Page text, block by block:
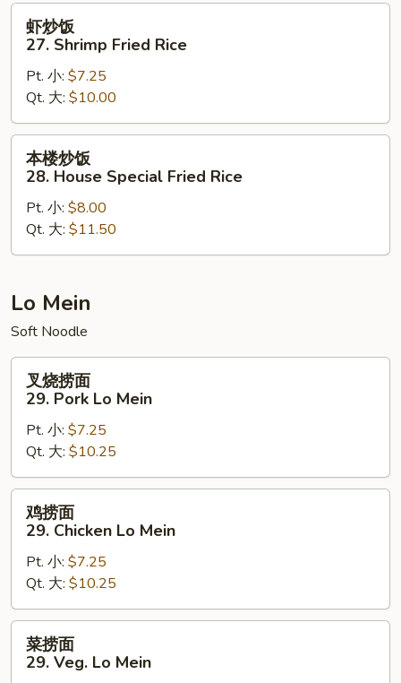
Rice
27.
Shrimp
Fried
Rice
虾炒饭
27. Shrimp Fried Rice
Pt. 小: $7.25
Qt. 大: $10.00
28.
House
Fried
本楼炒饭
28. House Special Fried Rice
Pt. 小: $8.00
Qt. 大: $11.50
Lo Mein
Soft Noodle
29.
Pork
Lo
Mein
叉烧捞面
29. Pork Lo Mein
Pt. 小: $7.25
Qt. 大: $10.25
29.
Chicken
Lo
Mein
鸡捞面
29. Chicken Lo Mein
Pt. 小: $7.25
Qt. 大: $10.25
菜捞面
29. Veg. Lo Mein